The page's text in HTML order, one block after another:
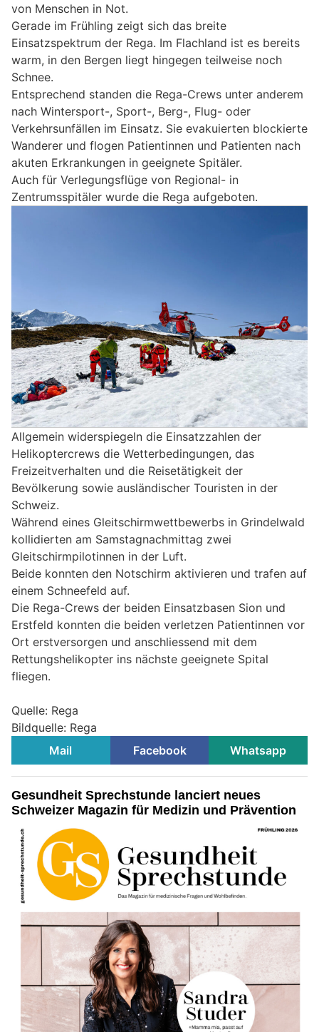
von Menschen in Not.
Gerade im Frühling zeigt sich das breite
Einsatzspektrum der Rega. Im Flachland ist es bereits
warm, in den Bergen liegt hingegen teilweise noch
Schnee.
Entsprechend standen die Rega-Crews unter anderem
nach Wintersport-, Sport-, Berg-, Flug- oder
Verkehrsunfällen im Einsatz. Sie evakuierten blockierte
Wanderer und flogen Patientinnen und Patienten nach
akuten Erkrankungen in geeignete Spitäler.
Auch für Verlegungsflüge von Regional- in
Zentrumsspitäler wurde die Rega aufgeboten.
Allgemein widerspiegeln die Einsatzzahlen der
Helikoptercrews die Wetterbedingungen, das
Freizeitverhalten und die Reisetätigkeit der
Bevölkerung sowie ausländischer Touristen in der
Schweiz.
Während eines Gleitschirmwettbewerbs in Grindelwald
kollidierten am Samstagnachmittag zwei
Gleitschirmpilotinnen in der Luft.
Beide konnten den Notschirm aktivieren und trafen auf
einem Schneefeld auf.
Die Rega-Crews der beiden Einsatzbasen Sion und
Erstfeld konnten die beiden verletzen Patientinnen vor
Ort erstversorgen und anschliessend mit dem
Rettungshelikopter ins nächste geeignete Spital
fliegen.
Quelle: Rega
Bildquelle: Rega
Mail
Facebook Whatsapp
Gesundheit Sprechstunde lanciert neues
Schweizer Magazin für Medizin und Prävention